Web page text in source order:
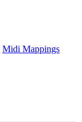
Midi Mappings